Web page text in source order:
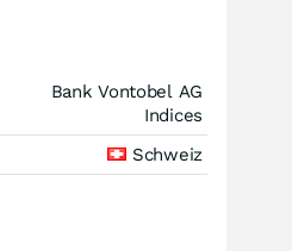
Bank Vontobel AG
Indices
Schweiz